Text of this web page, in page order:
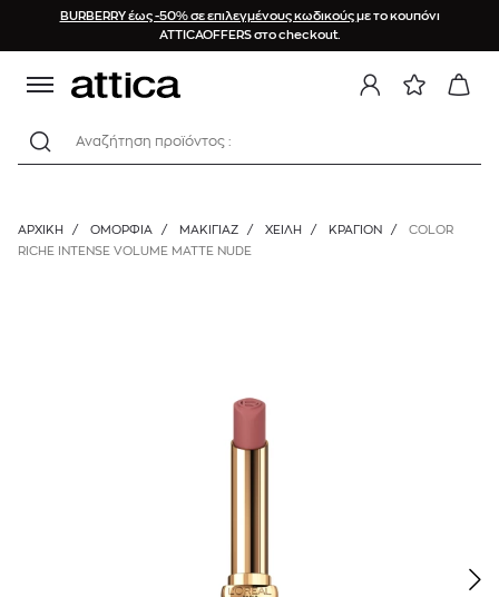
BURBERRY έως -50% σε επιλεγμένους κωδικούςμε το κουπόνι
ATTICAOFFERS στο checkout.
Αναζήτηση προϊόντος :
ΑΡΧΙΚΉ / ΟΜΟΡΦΙΑ / ΜΑΚΙΓΙΑΖ / ΧΕΊΛΗ / ΚΡΑΓΙΌΝ /
COLOR
RICHE INTENSE VOLUME MATTE NUDE